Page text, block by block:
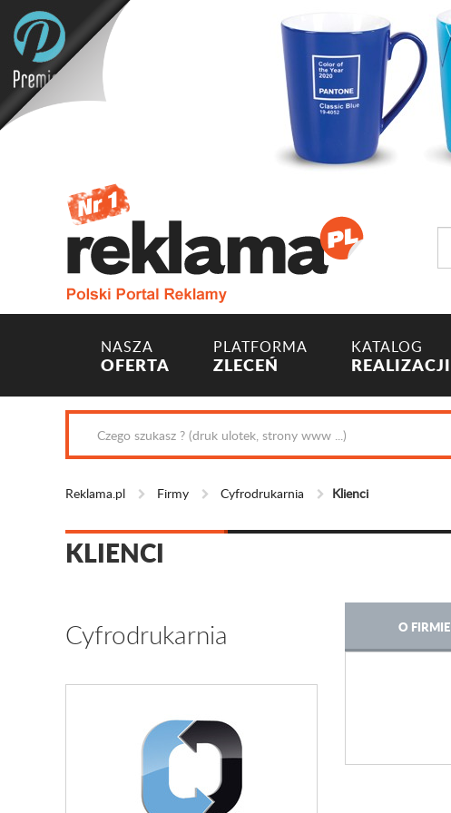
NASZA
OFERTA
PLATFORMA
ZLECEŃ
KATALOG
REALIZACJI
Reklama.pl Firmy Cyfrodrukarnia Klienci
KLIENCI
Cyfrodrukarnia O FIRMIE